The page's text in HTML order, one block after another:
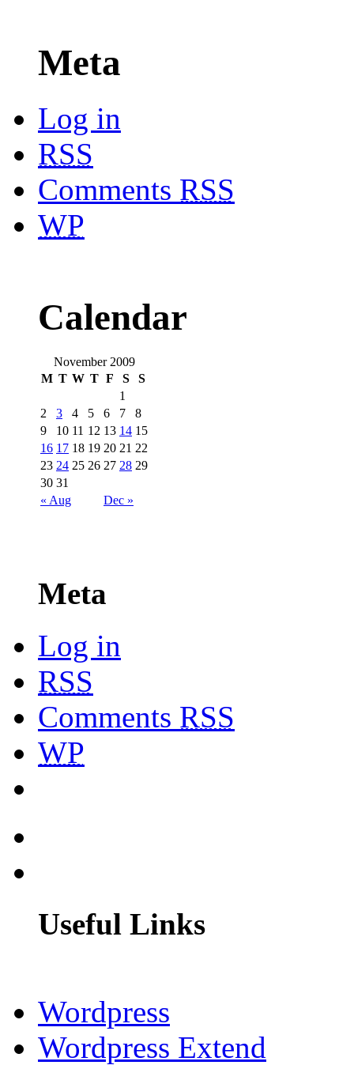
Meta
Log in
RSS
Comments RSS
WP
Calendar
November 2009
M T W T F S S
« Aug Dec »
1
2
3 4 5 6 7
8
9
10 11 12 13 14 15
16 17 18 19 20 21 22
23 24 25 26 27 28 29
30 31
Meta
Log in
RSS
Comments RSS
WP
Useful Links
Wordpress
Wordpress Extend